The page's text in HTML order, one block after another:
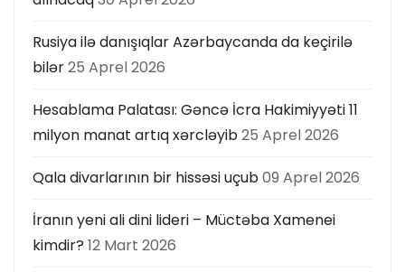
Rusiya ilə danışıqlar Azərbaycanda da keçirilə
bilər25 Aprel 2026
Hesablama Palatası: Gəncə İcra Hakimiyyəti 11
milyon manat artıq xərcləyib25 Aprel 2026
Qala divarlarının bir hissəsi uçub09 Aprel 2026
İranın yeni ali dini lideri – Müctəba Xamenei
kimdir? 12 Mart 2026